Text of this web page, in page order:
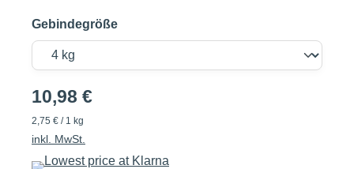
Gebindegröße
10,98 €
2,75 € / 1 kg
inkl. MwSt.